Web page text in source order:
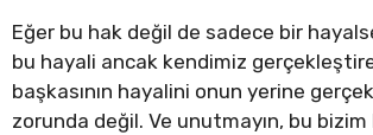
Eğer bu hak değil de sadece bir
bu hayali ancak kendimiz
başkasının hayalini onun yerine
zorunda değil. Ve unutmayın, bu bizim